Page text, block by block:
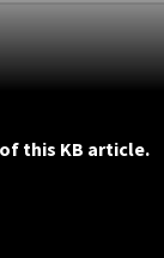
this KB article.